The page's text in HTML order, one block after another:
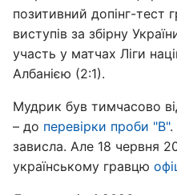
позитивний допінг-тест
виступів за збірну
участь у матчах Ліги
Албанією (2:1).
Мудрик був тимчасово
– до перевірки проби "В".
зависла. Але 18 червня
українському гравцю